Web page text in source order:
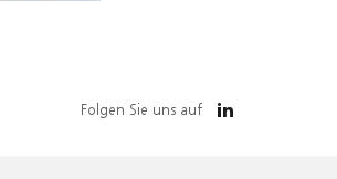
Folgen Sie uns auf